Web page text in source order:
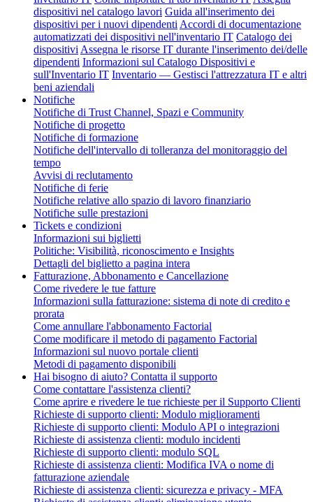
dispositivi nel catalogo lavori Guida all'inserimento dei
dispositivi per i nuovi dipendenti Accordi di documentazione
automatizzati dei dispositivi nell'inventario IT Catalogo dei
dispositivi Assegna le risorse IT durante l'inserimento dei/delle
dipendenti Informazioni sul Catalogo Dispositivi e
sull'Inventario IT Inventario — Gestisci l'attrezzatura IT e altri
beni aziendali
Notifiche
Notifiche di Trust Channel, Spazi e Community
Notifiche di progetto
Notifiche di formazione
Notifiche dell'intervallo di tolleranza del monitoraggio del
tempo
Avvisi di reclutamento
Notifiche di ferie
Notifiche relative allo spazio di lavoro finanziario
Notifiche sulle prestazioni
Tickets e condizioni
Informazioni sui biglietti
Politiche: Visibilità, riconoscimento e Insights
Dettagli del biglietto a pagina intera
Fatturazione, Abbonamento e Cancellazione
Come rivedere le tue fatture
Informazioni sulla fatturazione: sistema di note di credito e
prorata
Come annullare l'abbonamento Factorial
Come modificare il metodo di pagamento Factorial
Informazioni sul nuovo portale clienti
Metodi di pagamento disponibili
Hai bisogno di aiuto? Contatta il supporto
Come contattare l'assistenza clienti?
Come aprire e rivedere le tue richieste per il Supporto Clienti
Richieste di supporto clienti: Modulo miglioramenti
Richieste di supporto clienti: Modulo API o integrazioni
Richieste di assistenza clienti: modulo incidenti
Richieste di supporto clienti: modulo SQL
Richieste di assistenza clienti: Modifica IVA o nome di
fatturazione aziendale
Richieste di assistenza clienti: sicurezza e privacy - MFA